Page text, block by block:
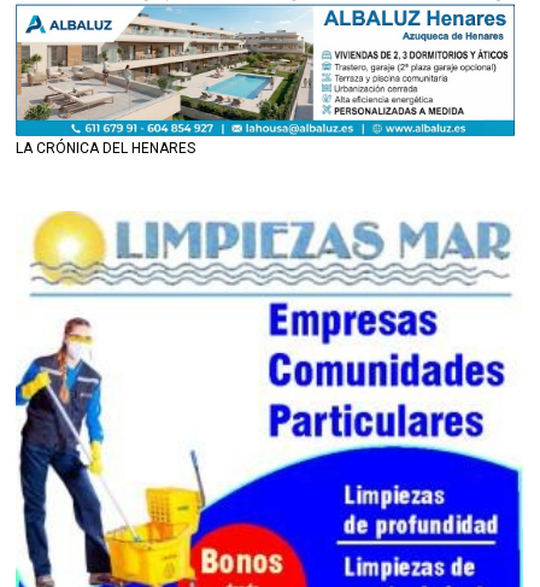
LA CRÓNICA DEL HENARES